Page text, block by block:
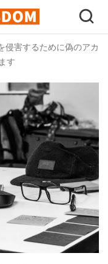
恵
侵害するために偽のアカ
す